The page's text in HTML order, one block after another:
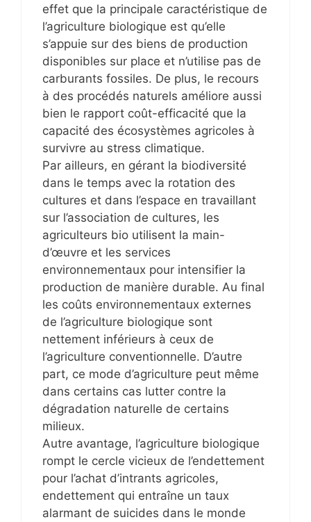
effet que la principale caractéristique de
l’agriculture biologique est qu’elle
s’appuie sur des biens de production
disponibles sur place et n’utilise pas de
carburants fossiles. De plus, le recours
à des procédés naturels améliore aussi
bien le rapport coût-efficacité que la
capacité des écosystèmes agricoles à
survivre au stress climatique.
Par ailleurs, en gérant la biodiversité
dans le temps avec la rotation des
cultures et dans l’espace en travaillant
sur l’association de cultures, les
agriculteurs bio utilisent la main-
d’œuvre et les services
environnementaux pour intensifier la
production de manière durable. Au final
les coûts environnementaux externes
de l’agriculture biologique sont
nettement inférieurs à ceux de
l’agriculture conventionnelle. D’autre
part, ce mode d’agriculture peut même
dans certains cas lutter contre la
dégradation naturelle de certains
milieux.
Autre avantage, l’agriculture biologique
rompt le cercle vicieux de l’endettement
pour l’achat d’intrants agricoles,
endettement qui entraîne un taux
alarmant de suicides dans le monde